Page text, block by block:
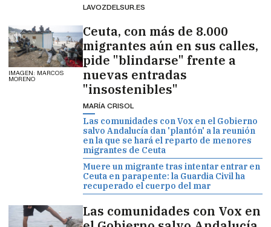
LAVOZDELSUR.ES
IMAGEN: MARCOS
MORENO
Ceuta, con más de 8.000
migrantes aún en sus calles,
pide "blindarse" frente a
nuevas entradas
"insostenibles"
MARÍA CRISOL
Las comunidades con Vox en el Gobierno
salvo Andalucía dan 'plantón' a la reunión
en la que se hará el reparto de menores
migrantes de Ceuta
Muere un migrante tras intentar entrar en
Ceuta en parapente: la Guardia Civil ha
recuperado el cuerpo del mar
Las comunidades con Vox en